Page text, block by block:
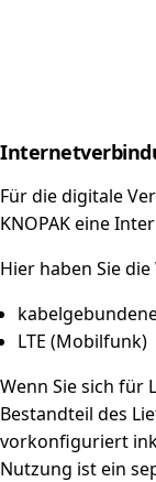
Für die digitale
KNOPAK eine
Hier haben Sie
LTE (Mobilfunk)
Wenn Sie sich für
Bestandteil des
vorkonfiguriert
Nutzung ist ein